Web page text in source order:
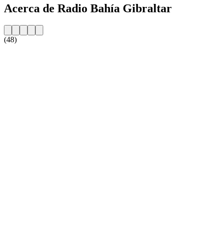
Acerca de Radio Bahía Gibraltar
(48)